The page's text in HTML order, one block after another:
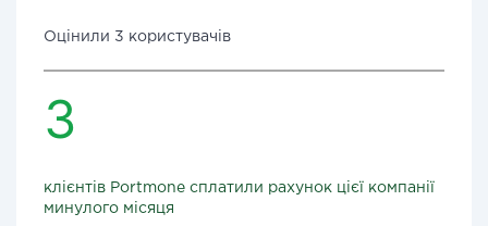
Оцінили 3 користувачів
3
клієнтів Portmone сплатили рахунок цієї компанії
минулого місяця